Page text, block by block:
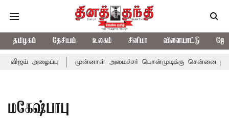
தமிழகம் தேசியம் உலகம் சினிமா விளையாட்டு
விஜய் அழைப்பு முன்னாள் அமைச்சர் பொன்முடிக்கு சென்னை
மகேஷ்பாபு